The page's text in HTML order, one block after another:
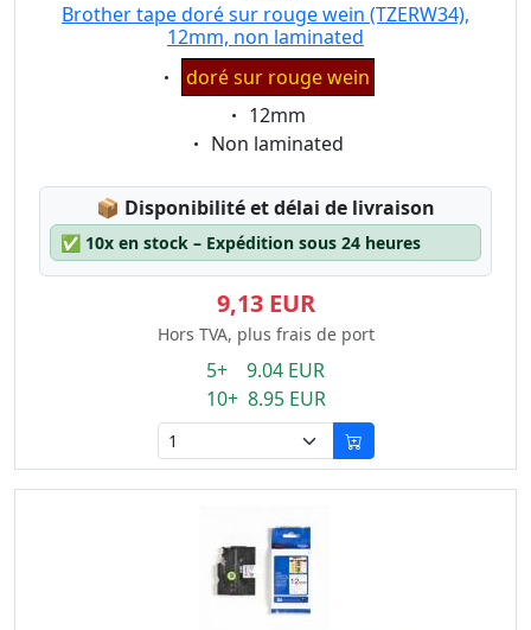
Brother tape doré sur rouge wein (TZERW34),
12mm, non laminated
Eigenschaft:
doré sur rouge wein
Eigenschaft:
12mm
Eigenschaft:
Non laminated
📦 Lagerstatus:
Disponibilité et délai de livraison
✅ 10x en stock – Expédition sous 24 heures
9,13 EUR
Hors TVA, plus frais de port
5+ 9.04 EUR
10+ 8.95 EUR